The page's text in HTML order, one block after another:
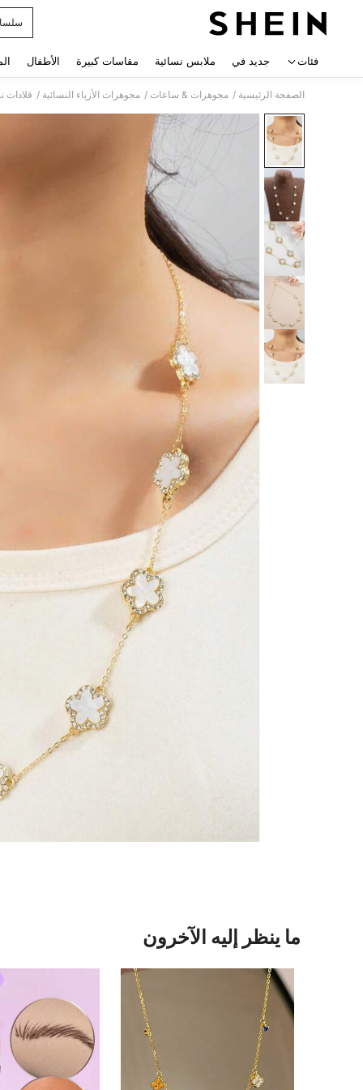
فئات جديد في ملابس نسائية مقاسات كبيرة الأطفال
الصفحة الرئيسية / مجوهرات & ساعات / مجوهرات الأزياء النسائية / قلادات
ما ينظر إليه الآخرون